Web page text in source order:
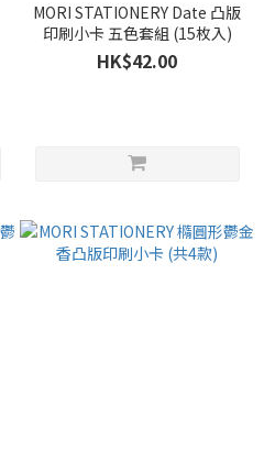
MORI STATIONERY Date 凸版
印刷小卡 五色套組 (15枚入)
HK$42.00